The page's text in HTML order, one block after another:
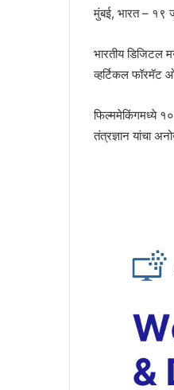
मुंबई, भारत –
भारतीय डिजिटल
व्हर्टिकल फॉरमॅट
फिल्ममेकिंगमध्ये १०
तंत्रज्ञान यांचा